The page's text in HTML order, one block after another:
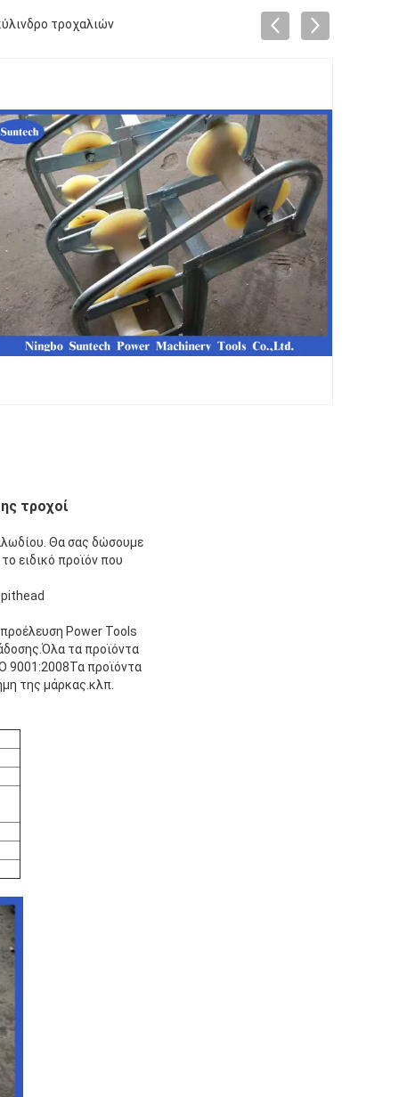
τροχαλιών
τροχοί
Θα σας δώσουμε
ειδικό προϊόν που
προέλευση Power Tools
τα προϊόντα
9001:2008Τα προϊόντα
της μάρκας.κλπ.